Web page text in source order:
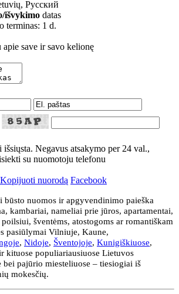
Русский
išvykimo datas
terminas: 1 d.
apie save ir savo kelionę
išsiųsta. Negavus atsakymo per 24 val.,
su nuomotoju telefonu
Kopijuoti nuorodą Facebook
būsto nuomos ir apgyvendinimo paieška
kambariai, nameliai prie jūros, apartamentai,
šventėms, atostogoms ar romantiškam
pasiūlymai Vilniuje, Kaune,
, Nidoje, Šventojoje, Kunigiškiuose,
kituose populiariausiuose Lietuvos
bei pajūrio miesteliuose – tiesiogiai iš
mokesčių.